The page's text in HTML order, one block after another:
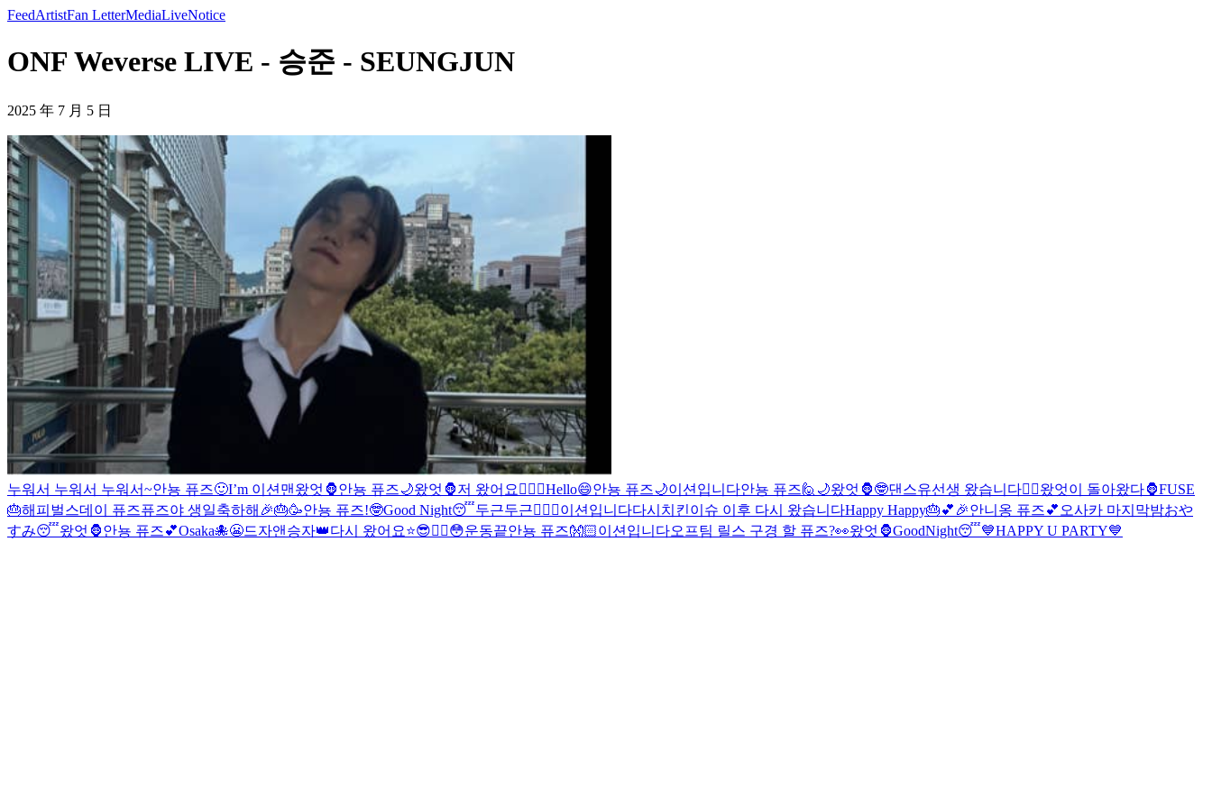
FeedArtistFan LetterMediaLiveNotice
ONF Weverse LIVE - 승준 - SEUNGJUN
2025 年 7 月 5 日
누워서 누워서 누워서~안뇽 퓨즈🙂I’m 이션맨 왔엇🦍안뇽 퓨즈🌙왔엇🦍저 왔어요✌🏻 😬Hello😄안뇽 퓨즈🌙이션입니다안뇽 퓨즈🙋 🌙왔엇🦍🤓댄스유선생 왔습니다❤️‍🔥왔엇이 돌아왔다🦍FUSE
🎂해피벌스데이 퓨즈퓨즈야 생일축하해🎉🎂🥳안뇽 퓨즈!🤓Good Night😴두근두근❤️‍🔥 😬이션입니다다시 치킨이슈 이후 다시 왔습니다Happy Happy🎂💕🎉안니옹 퓨즈💕 오사카 마지막밤おや
すみ😴왔엇🦍안뇽 퓨즈💕Osaka🐙😬드자앤승자👑다시 왔어요⭐️😎❤️‍🔥😳운동끝안뇽 퓨즈👐🏻이션입니다오프팀 릴스 구경 할 퓨즈?👀왔엇🦍GoodNight😴💙HAPPY U PARTY💙